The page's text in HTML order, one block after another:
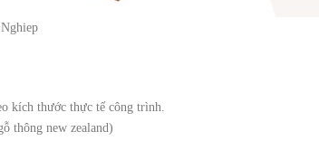
kích thước thực tế công trình.
thông new zealand)